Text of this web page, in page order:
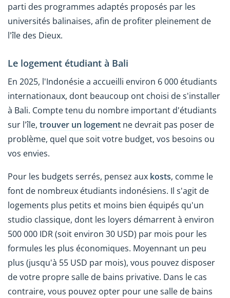
parti des programmes adaptés proposés par les
universités balinaises, afin de profiter pleinement de
l'île des Dieux.
Le logement étudiant à Bali
En 2025, l'Indonésie a accueilli environ 6 000 étudiants
internationaux, dont beaucoup ont choisi de s'installer
à Bali. Compte tenu du nombre important d'étudiants
sur l'île, trouver un logement ne devrait pas poser de
problème, quel que soit votre budget, vos besoins ou
vos envies.
Pour les budgets serrés, pensez aux kosts, comme le
font de nombreux étudiants indonésiens. Il s'agit de
logements plus petits et moins bien équipés qu'un
studio classique, dont les loyers démarrent à environ
500 000 IDR (soit environ 30 USD) par mois pour les
formules les plus économiques. Moyennant un peu
plus (jusqu'à 55 USD par mois), vous pouvez disposer
de votre propre salle de bains privative. Dans le cas
contraire, vous pouvez opter pour une salle de bains